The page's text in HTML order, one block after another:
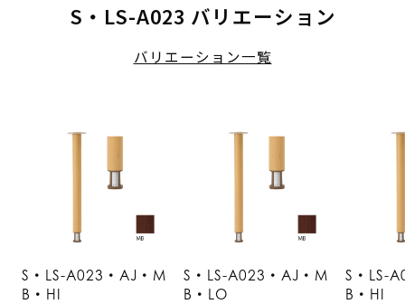
S・LS-A023 バリエーション
バリエーション一覧
S・LS-A023・AJ・M
B・HI
S・LS-A023・AJ・M
B・LO
S・LS-
B・HI